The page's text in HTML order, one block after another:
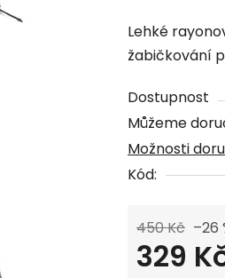
produktu
je
z
5
hvězdiček.
Lehké
žabičkování
Dostupnost
Můžeme
Možnosti
Kód:
450 Kč –26
329